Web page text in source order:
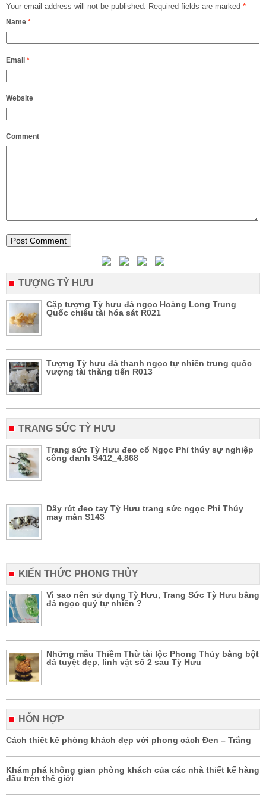
Your email address will not be published. Required fields are marked *
Name *
Email *
Website
Comment
TƯỢNG TỲ HƯU
Cặp tượng Tỳ hưu đá ngọc Hoàng Long Trung
Quốc chiêu tài hóa sát R021
Tượng Tỳ hưu đá thanh ngọc tự nhiên trung quốc
vượng tài thăng tiến R013
TRANG SỨC TỲ HƯU
Trang sức Tỳ Hưu đeo cổ Ngọc Phỉ thúy sự nghiệp
công danh S412_4.868
Dây rút đeo tay Tỳ Hưu trang sức ngọc Phỉ Thúy
may mắn S143
KIẾN THỨC PHONG THỦY
Vì sao nên sử dụng Tỳ Hưu, Trang Sức Tỳ Hưu bằng
đá ngọc quý tự nhiên ?
Những mẫu Thiềm Thừ tài lộc Phong Thủy bằng bột
đá tuyệt đẹp, linh vật số 2 sau Tỳ Hưu
HỖN HỢP
Cách thiết kế phòng khách đẹp với phong cách Đen – Trắng
Khám phá không gian phòng khách của các nhà thiết kế hàng
đầu trên thế giới